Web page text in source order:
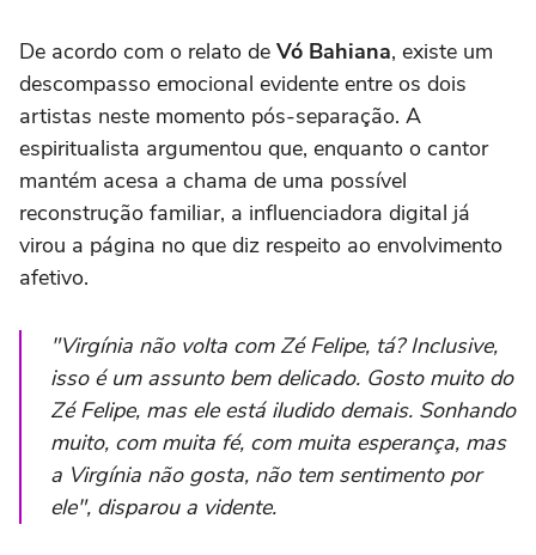
De acordo com o relato de Vó Bahiana, existe um
descompasso emocional evidente entre os dois
artistas neste momento pós-separação. A
espiritualista argumentou que, enquanto o cantor
mantém acesa a chama de uma possível
reconstrução familiar, a influenciadora digital já
virou a página no que diz respeito ao envolvimento
afetivo.
"Virgínia não volta com Zé Felipe, tá? Inclusive,
isso é um assunto bem delicado. Gosto muito do
Zé Felipe, mas ele está iludido demais. Sonhando
muito, com muita fé, com muita esperança, mas
a Virgínia não gosta, não tem sentimento por
ele", disparou a vidente.